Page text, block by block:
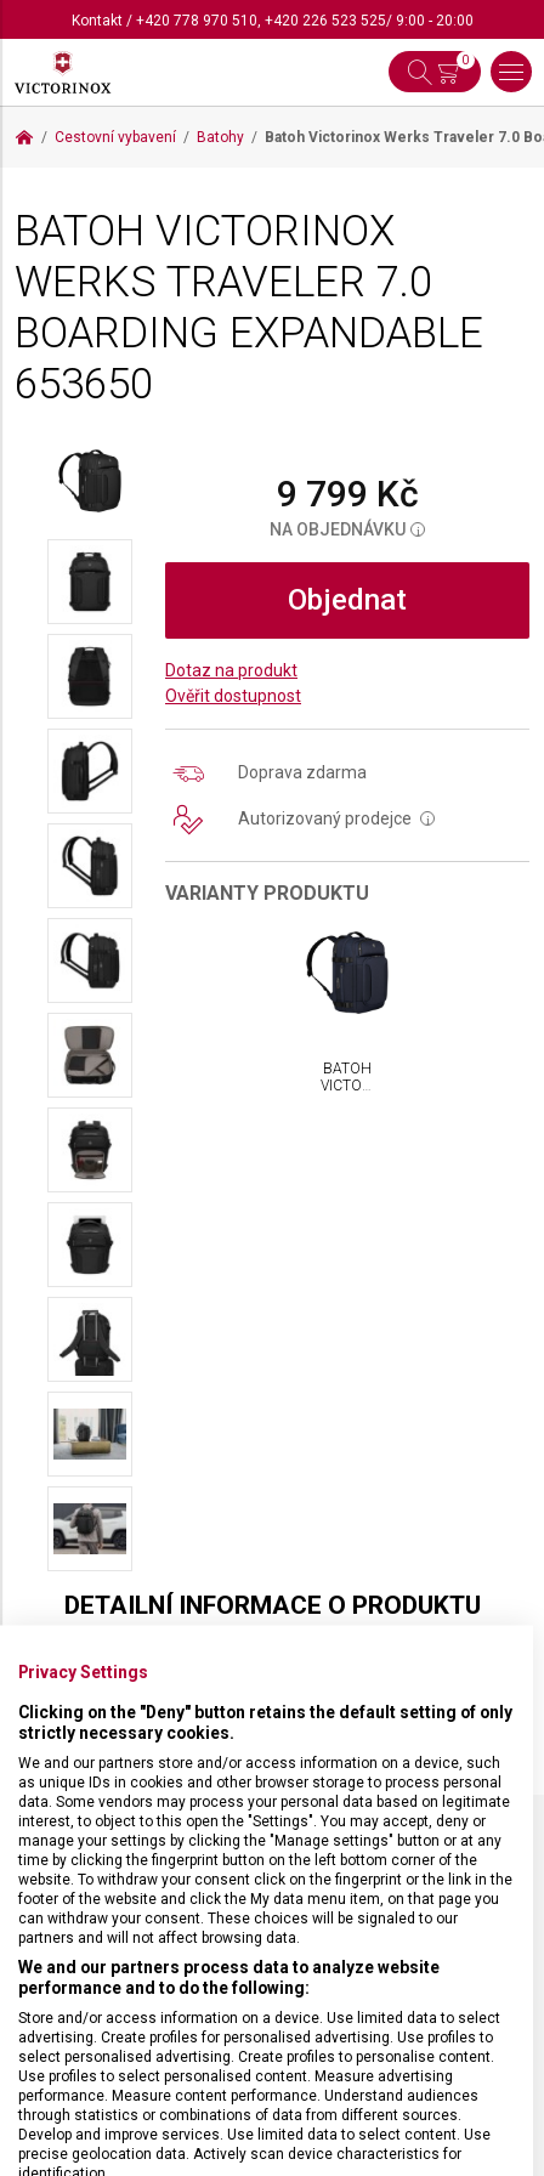
Kontakt/ +420 778 970 510, +420 226 523 525/ 9:00 - 20:00
0
Cestovní vybavení Batohy Batoh Victorinox Werks Traveler 7.0
BATOH VICTORINOX
WERKS TRAVELER 7.0
BOARDING EXPANDABLE
653650
9 799 Kč
NA OBJEDNÁVKU i
Objednat
Dotaz na produkt
Ověřit dostupnost
Doprava zdarma
Autorizovaný prodejce i
VARIANTY PRODUKTU
BATOH
VICTORINOX
DETAILNÍ INFORMACE O PRODUKTU
černé barvě s kapacitou 27 litrů s expanzním systémem, který
umožnuje rozšířit kapacitu batohu na 32 litrů.
SPECIFIKACE PRODUKTU
DRUH ZBOŽÍ Cestovní vybavení
ZÁRUKA 1 + 10 let
HMOTNOST 1 700 g
Privacy Settings
Clicking on the "Deny" button retains the default setting of only
strictly necessary cookies.
We and our partners store and/or access information on a device, such
as unique IDs in cookies and other browser storage to process personal
data. Some vendors may process your personal data based on legitimate
interest, to object to this open the "Settings". You may accept, deny or
manage your settings by clicking the "Manage settings" button or at any
time by clicking the fingerprint button on the left bottom corner of the
website. To withdraw your consent click on the fingerprint or the link in the
footer of the website and click the My data menu item, on that page you
can withdraw your consent. These choices will be signaled to our
partners and will not affect browsing data.
We and our partners process data to analyze website
performance and to do the following:
Store and/or access information on a device. Use limited data to select
advertising. Create profiles for personalised advertising. Use profiles to
select personalised advertising. Create profiles to personalise content.
Use profiles to select personalised content. Measure advertising
performance. Measure content performance. Understand audiences
through statistics or combinations of data from different sources.
Develop and improve services. Use limited data to select content. Use
precise geolocation data. Actively scan device characteristics for